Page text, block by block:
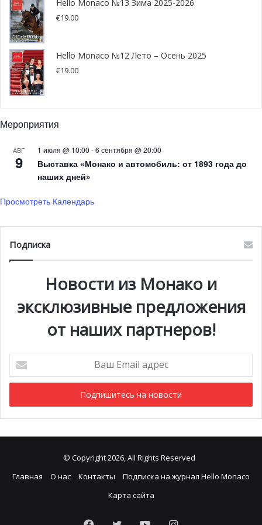
За девять дней команда одержала девять побед (36
голов и 2 упущенных мяча). ASM FF занимает первое
место в турнирной таблице региона и выходит в плей-
офф второго дивизиона.
Браво, женская команда Монако!
Hello Monaco №13 Зима 2025-2026
€19.00
Hello Monaco №12 Лето – Осень 2025
€19.00
Мероприятия
АВГ
9
1 июля @ 10:00 -6 сентября @ 20:00
Выставка «Монако и автомобиль: от 1893 года до
наших дней»
Просмотреть Календарь
Подписка
Новости из Монако и
эксклюзивные предложения
от наших партнеров!
Email
адрес
© Copyright 2026, All Rights Reserved
Главная
О нас Контакты
Подписка на журнал Hello Monaco
Карта сайта